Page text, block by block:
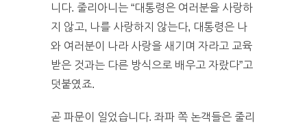
니다. 줄리아니는 “대통령은 여러분을 사랑하
지 않고, 나를 사랑하지 않는다, 대통령은 나
와 여러분이 나라 사랑을 새기며 자라고 교육
받은 것과는 다른 방식으로 배우고 자랐다”고
덧붙였죠.
곧 파문이 일었습니다. 좌파 쪽 논객들은 줄리